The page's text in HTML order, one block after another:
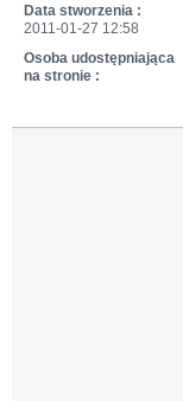
Data stworzenia :
2011-01-27 12:58
Osoba udostępniająca
na stronie :